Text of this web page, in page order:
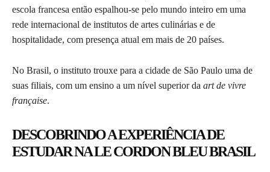
escola francesa então espalhou-se pelo mundo inteiro em uma
rede internacional de institutos de artes culinárias e de
hospitalidade, com presença atual em mais de 20 países.
No Brasil, o instituto trouxe para a cidade de São Paulo uma de
suas filiais, com um ensino a um nível superior da art de vivre
française.
DESCOBRINDO A EXPERIÊNCIA DE
ESTUDAR NA LE CORDON BLEU BRASIL